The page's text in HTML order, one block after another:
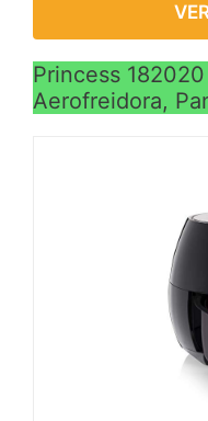
Princess
Aerofreidora,